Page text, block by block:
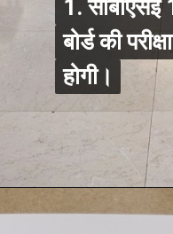
1. सीबीएसई
बोर्ड की
होगी।
1. सीबीएसई
बोर्ड की